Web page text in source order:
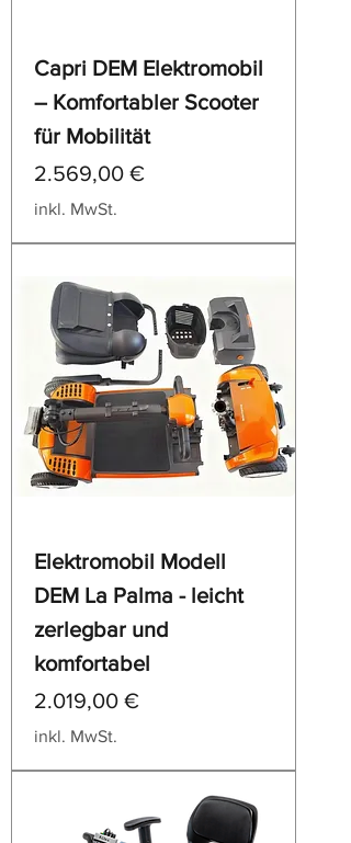
Capri DEM Elektromobil
– Komfortabler Scooter
für Mobilität
Preis
2.569,00 €
inkl. MwSt.
Elektromobil Modell
DEM La Palma - leicht
zerlegbar und
komfortabel
Preis
2.019,00 €
inkl. MwSt.